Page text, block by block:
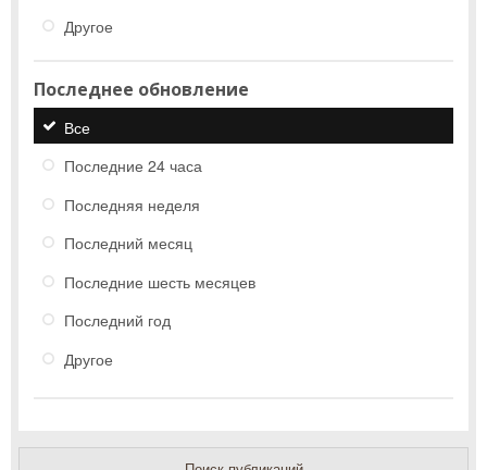
Другое
Последнее обновление
Все
Последние 24 часа
Последняя неделя
Последний месяц
Последние шесть месяцев
Последний год
Другое